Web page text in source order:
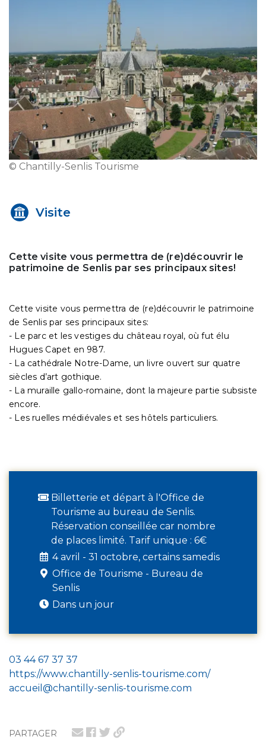
PARTAGER
© Chantilly-Senlis Tourisme
Visite
Cette visite vous permettra de (re)découvrir le
patrimoine de Senlis par ses principaux sites!
Cette visite vous permettra de (re)découvrir le patrimoine
de Senlis par ses principaux sites:
- Le parc et les vestiges du château royal, où fut élu
Hugues Capet en 987.
- La cathédrale Notre-Dame, un livre ouvert sur quatre
siècles d’art gothique.
- La muraille gallo-romaine, dont la majeure partie subsiste
encore.
- Les ruelles médiévales et ses hôtels particuliers.
Billetterie et départ à l'Office de
Tourisme au bureau de Senlis.
Réservation conseillée car nombre
de places limité. Tarif unique : 6€
4 avril - 31 octobre, certains samedis
Office de Tourisme - Bureau de
Senlis
Dans un jour
03 44 67 37 37
https://www.chantilly-senlis-tourisme.com/
accueil@chantilly-senlis-tourisme.com